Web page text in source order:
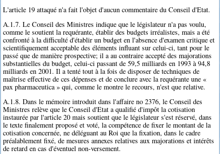
L'article 19 attaqué n'a fait l'objet d'aucun commentaire du Conseil d'Etat.
A.1.7. Le Conseil des Ministres indique que le législateur n'a pas voulu,
comme le soutient la requérante, établir des budgets irréalistes, mais a été
confronté à la difficulté d'établir un budget en l'absence d'examen critique et
scientifiquement acceptable des éléments influant sur celui-ci, tant pour le
passé que de manière prospective; il a au contraire accepté des majorations
substantielles du budget, celui-ci passant de 59,5 milliards en 1993 à 94,8
milliards en 2001. Il a tenté tout à la fois de disposer de techniques de
maîtrise effective de ces dépenses et de conclure avec la requérante une «
pax pharmaceutica » qui, comme le montre le recours, n'est que relative.
A.1.8. Dans le mémoire introduit dans l'affaire no 2376, le Conseil des
Ministres relève que le Conseil d'Etat a qualifié d'impôt la cotisation
instaurée par l'article 20 mais soutient que le législateur s'est réservé, dans
le texte finalement proposé et voté, la compétence de fixer le montant de la
cotisation concernée, ne déléguant au Roi que la fixation, dans le cadre
préalablement fixé, de mesures annexes relatives aux majorations et intérêts
de retard en cas d'éventuel non-versement.